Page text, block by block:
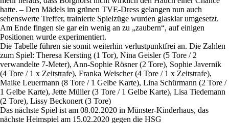
hatte. – Den Mädels im grünen TVE-Dress gelangen nun auch
sehenswerte Treffer, trainierte Spielzüge wurden glasklar umgesetzt.
Am Ende fingen sie gar ein wenig an zu „zaubern“, auf einigen
Positionen wurde experimentiert.
Die Tabelle führen sie somit weiterhin verlustpunktfrei an. Die Zahlen
zum Spiel: Theresa Kersting (1 Tor), Nina Geisler (5 Tore / 2
verwandelte 7-Meter), Ann-Sophie Rösner (2 Tore), Sophie Javernik
(4 Tore / 1 x Zeitstrafe), Franka Weischer (4 Tore / 1 x Zeitstrafe),
Maike Leuermann (8 Tore / 1 Gelbe Karte), Lina Schürmann (2 Tore /
1 Gelbe Karte), Jette Müller (3 Tore / 1 Gelbe Karte), Lisa Tiedemann
(2 Tore), Lissy Beckonert (3 Tore)
Das nächste Spiel ist am 08.02.2020 in Münster-Kinderhaus, das
nächste Heimspiel am 15.02.2020 gegen die HSG